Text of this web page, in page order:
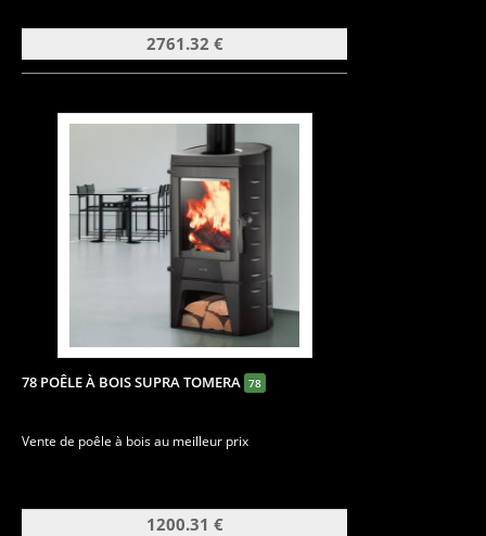
2761.32 €
78 POÊLE À BOIS SUPRA TOMERA 78
Vente de poêle à bois au meilleur prix
1200.31 €